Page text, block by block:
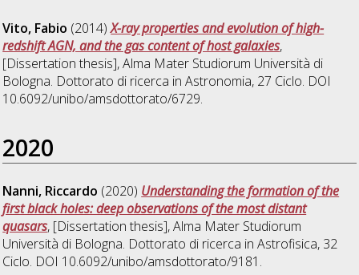
Vito, Fabio (2014)X-ray properties and evolution of high-
redshift AGN, and the gas content of host galaxies,
[Dissertation thesis], Alma Mater Studiorum Università di
Bologna. Dottorato di ricerca inAstronomia, 27 Ciclo. DOI
10.6092/unibo/amsdottorato/6729.
2020
Nanni, Riccardo (2020) Understanding the formation of the
first black holes: deep observations of the most distant
quasars, [Dissertation thesis], Alma Mater Studiorum
Università di Bologna. Dottorato di ricerca inAstrofisica, 32
Ciclo. DOI 10.6092/unibo/amsdottorato/9181.